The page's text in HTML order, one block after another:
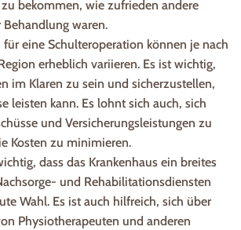
bekommen, wie zufrieden andere
waren.
für eine Schulteroperation können je nach
erheblich variieren. Es ist wichtig,
im Klaren zu sein und sicherzustellen,
leisten kann. Es lohnt sich auch, sich
und Versicherungsleistungen zu
Kosten zu minimieren.
dass das Krankenhaus ein breites
und Rehabilitationsdiensten
Wahl. Es ist auch hilfreich, sich über
Physiotherapeuten und anderen